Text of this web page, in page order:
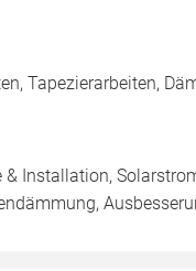
Tapezierarbeiten,
Installation,